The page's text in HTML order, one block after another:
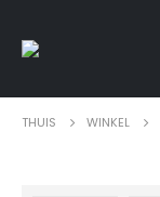
THUIS WINKEL